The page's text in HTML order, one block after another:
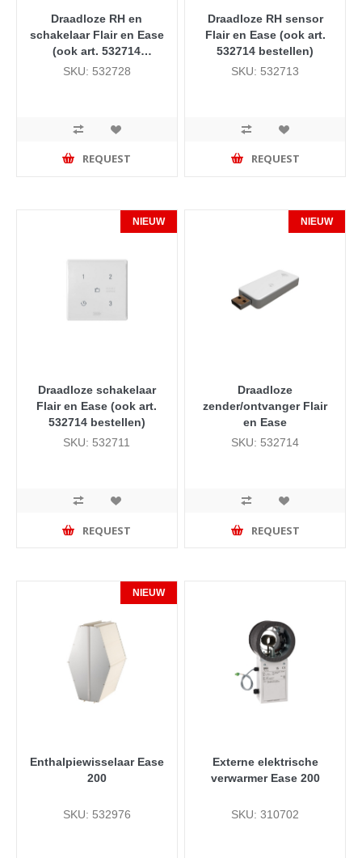
Draadloze RH en
schakelaar Flair en Ease
(ook art. 532714
bestellen)
SKU: 532728
REQUEST
Draadloze RH sensor
Flair en Ease (ook art.
532714 bestellen)
SKU: 532713
REQUEST
NIEUW
Draadloze schakelaar
Flair en Ease (ook art.
532714 bestellen)
SKU: 532711
REQUEST
NIEUW
Draadloze
zender/ontvanger Flair
en Ease
SKU: 532714
REQUEST
NIEUW
Enthalpiewisselaar Ease
200
SKU: 532976
Externe elektrische
verwarmer Ease 200
SKU: 310702